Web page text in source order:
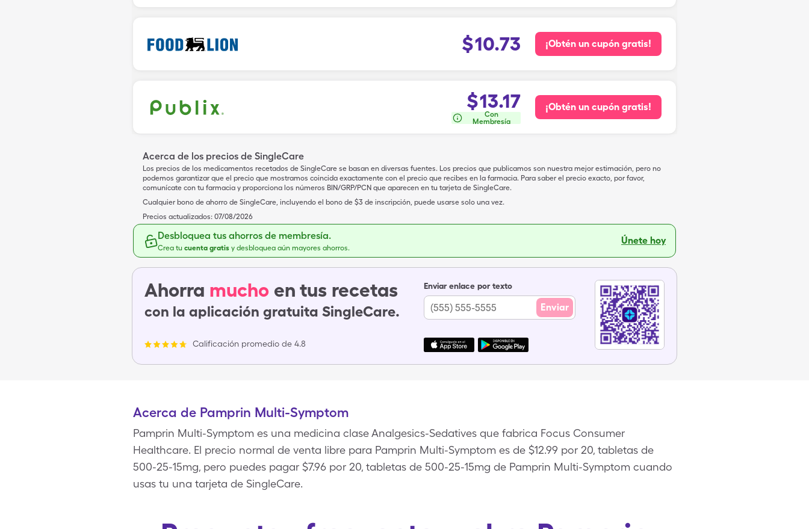
$10.73 ¡Obtén un cupón gratis!
$13.17
Con
Membresía
¡Obtén un cupón gratis!
Acerca de los precios de SingleCare
Los precios de los medicamentos recetados de SingleCare se basan en diversas fuentes. Los precios que publicamos son nuestra mejor estimación, pero no
podemos garantizar que el precio que mostramos coincida exactamente con el precio que recibes en la farmacia. Para saber el precio exacto, por favor,
comunícate con tu farmacia y proporciona los números BIN/GRP/PCN que aparecen en tu tarjeta de SingleCare.
Cualquier bono de ahorro de SingleCare, incluyendo el bono de $3 de inscripción, puede usarse solo una vez.
Precios actualizados: 07/08/2026
Desbloquea tus ahorros de membresía.
Crea tu cuenta gratis y desbloquea aún mayores ahorros.
Únete hoy
Ahorra mucho en tus recetas
con la aplicación gratuita SingleCare.
Calificación promedio de 4.8
Enviar enlace por texto
Enviar
Acerca de Pamprin Multi-Symptom
Pamprin Multi-Symptom es una medicina clase Analgesics-Sedatives que fabrica Focus Consumer
Healthcare. El precio normal de venta libre para Pamprin Multi-Symptom es de $12.99 por 20, tabletas de
500-25-15mg, pero puedes pagar $7.96 por 20, tabletas de 500-25-15mg de Pamprin Multi-Symptom cuando
usas tu una tarjeta de SingleCare.